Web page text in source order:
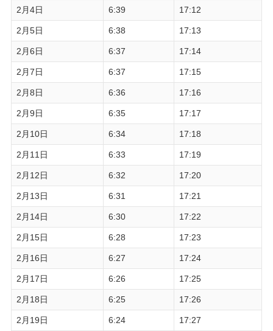
2月4日 6:39 17:12
2月5日 6:38 17:13
2月6日 6:37 17:14
2月7日 6:37 17:15
2月8日 6:36 17:16
2月9日 6:35 17:17
2月10日 6:34 17:18
2月11日 6:33 17:19
2月12日 6:32 17:20
2月13日 6:31 17:21
2月14日 6:30 17:22
2月15日 6:28 17:23
2月16日 6:27 17:24
2月17日 6:26 17:25
2月18日 6:25 17:26
2月19日 6:24 17:27